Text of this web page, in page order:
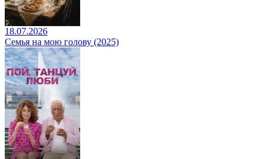
18.07.2026
Семья на мою голову (2025)